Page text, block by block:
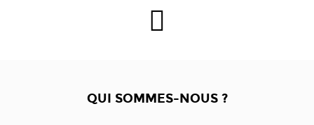
QUI SOMMES-NOUS ?